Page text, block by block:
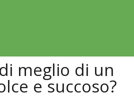
meglio di un
e succoso?